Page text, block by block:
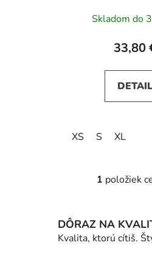
Skladom do
33,80
DETAIL
XS S XL
O
á
d
1 položiek
DÔRAZ NA
Kvalita, ktorú cítiš.